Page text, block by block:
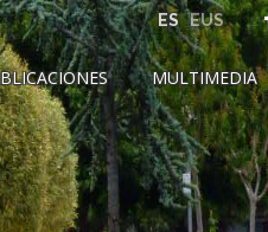
ES EUS
MULTIMEDIA